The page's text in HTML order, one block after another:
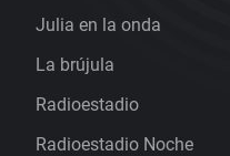
Julia en la onda
La brújula
Radioestadio
Radioestadio Noche